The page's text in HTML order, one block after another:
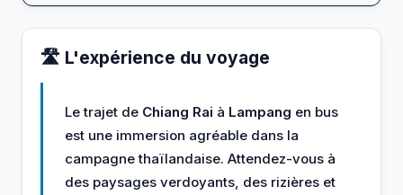
🛣️ L'expérience du voyage
Le trajet de Chiang Rai à Lampang en bus
est une immersion agréable dans la
campagne thaïlandaise. Attendez-vous à
des paysages verdoyants, des rizières et